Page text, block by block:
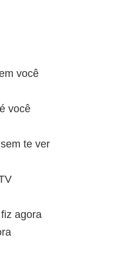
você
você
te ver
agora